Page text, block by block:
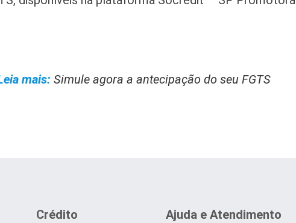
mais: Simule agora a antecipação do seu FGTS
Crédito Ajuda e Atendimento